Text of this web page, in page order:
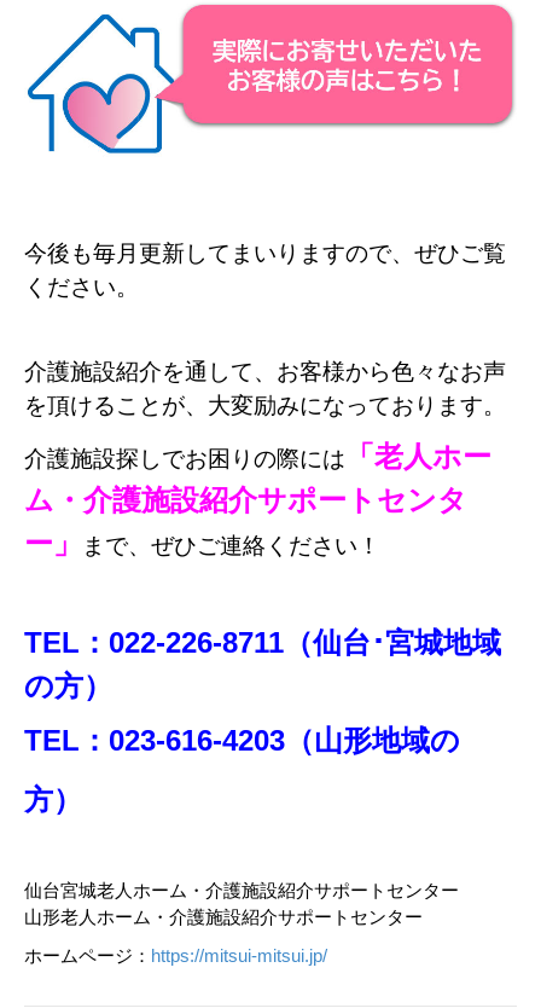
今後も毎月更新してまいりますので、ぜひご覧
ください。
介護施設紹介を通して、お客様から色々なお声
を頂けることが、大変励みになっております。
介護施設探しでお困りの際には
「老人ホー
ム・介護施設紹介サポートセンタ
ー」
まで、ぜひご連絡ください！
TEL：022-226-8711（仙台･宮城地域
の方）
TEL：023-616-4203（山形地域の
方）
仙台宮城老人ホーム・介護施設紹介サポートセンター
山形老人ホーム・介護施設紹介サポートセンター
ホームページ： https://mitsui-mitsui.jp/